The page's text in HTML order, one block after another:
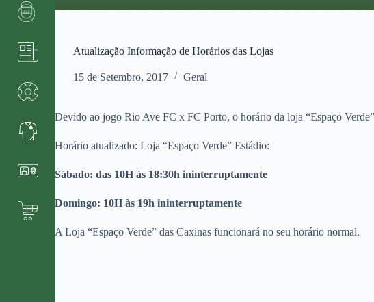
Atualização Informação de Horários das Lojas
15 de Setembro, 2017 Geral
Devido ao jogo Rio Ave FC x FC Porto, o horário da loja “Espaço
Horário atualizado: Loja “Espaço Verde” Estádio:
Sábado: das 10H às 18:30h ininterruptamente
Domingo: 10H às 19h ininterruptamente
A Loja “Espaço Verde” das Caxinas funcionará no seu horário normal.